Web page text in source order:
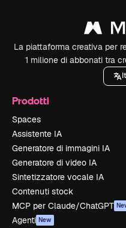
La piattaforma creativa per
1 milione di abbonati tra
Prodotti
Spaces
Assistente IA
Generatore di immagini IA
Generatore di video IA
Sintetizzatore vocale IA
Contenuti stock
MCP per Claude/ChatGPT
Agenti New